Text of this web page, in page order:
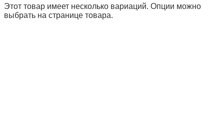
Этот товар имеет несколько вариаций. Опции можно
выбрать на странице товара.